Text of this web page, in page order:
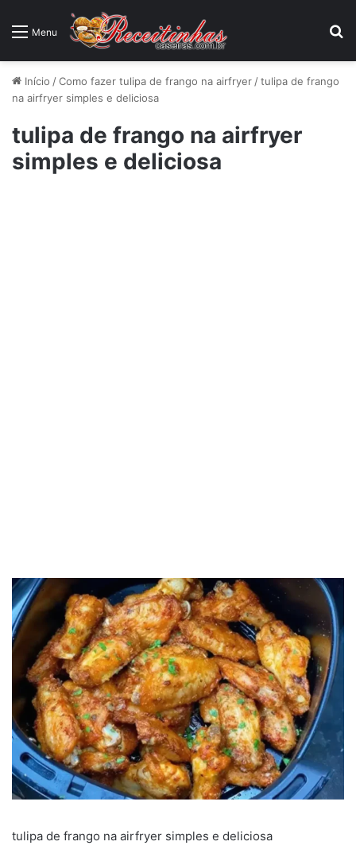
Menu
Início /Como fazer tulipa de frango na airfryer /tulipa de frango
na airfryer simples e deliciosa
tulipa de frango na airfryer
simples e deliciosa
tulipa de frango na airfryer simples e deliciosa